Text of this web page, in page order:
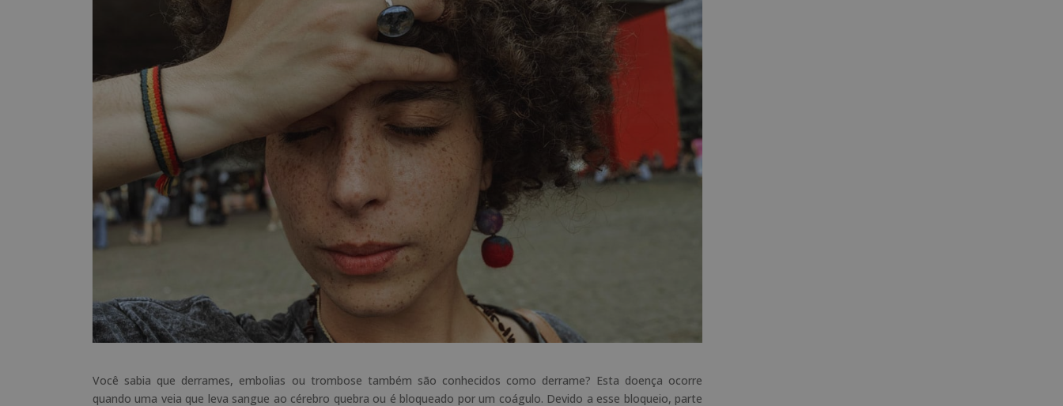
Você sabia que derrames, embolias ou trombose também são conhecidos como derrame? Esta doença ocorre
quando uma veia que leva sangue ao cérebro quebra ou é bloqueado por um coágulo. Devido a esse bloqueio, parte